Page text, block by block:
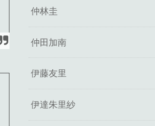
仲林圭
仲田加南
伊藤友里
伊達朱里紗